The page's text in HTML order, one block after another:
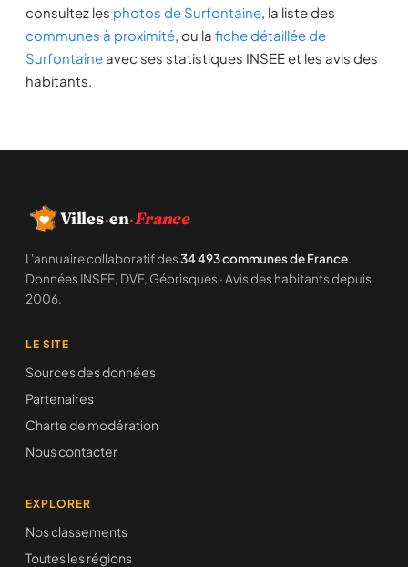
consultez les photos de Surfontaine, la liste des
communes à proximité, ou la fiche détaillée de
Surfontaine avec ses statistiques INSEE et les avis des
habitants.
Villes·en·France
L'annuaire collaboratif des34 493 communes de France.
Données INSEE, DVF, Géorisques · Avis des habitants depuis
2006.
LE SITE
Sources des données
Partenaires
Charte de modération
Nous contacter
EXPLORER
Nos classements
Toutes les régions